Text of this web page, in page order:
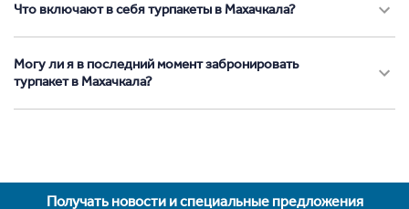
Что включают в себя турпакеты в Махачкала?
Могу ли я в последний момент забронировать
турпакет в Махачкала?
Получать новости и специальные предложения